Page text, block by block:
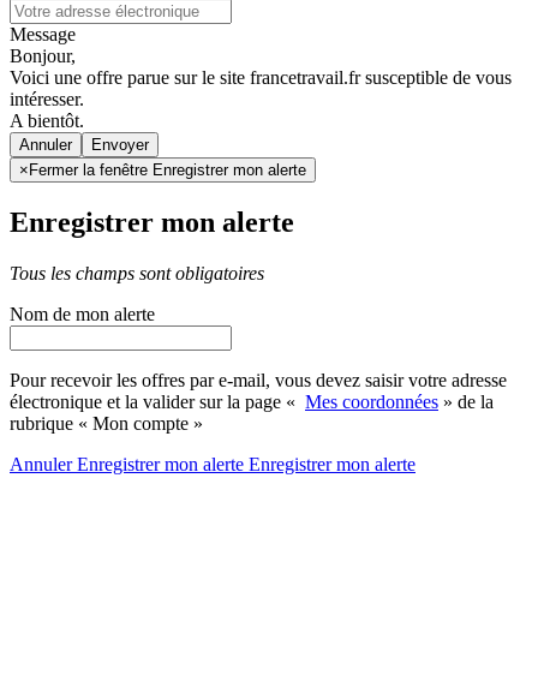
Message
Bonjour,
Voici une offre parue sur le site francetravail.fr susceptible de vous
intéresser.
A bientôt.
Annuler
× Fermer la fenêtre Enregistrer mon alerte
Enregistrer mon alerte
Tous les champs sont obligatoires
Nom de mon alerte
Pour recevoir les offres par e-mail, vous devez saisir votre adresse
électronique et la valider sur la page « Mes coordonnées » de la
rubrique « Mon compte »
AnnulerEnregistrer mon alerte Enregistrermon alerte